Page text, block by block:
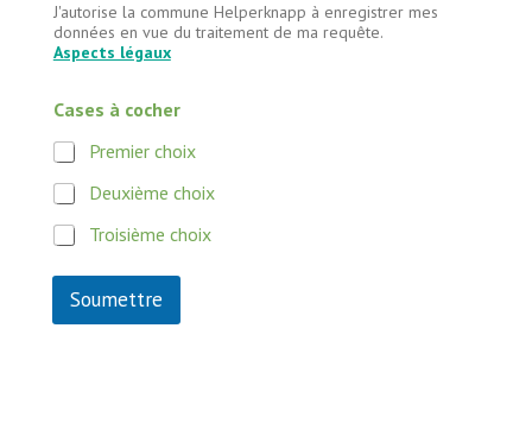
J'autorise la commune Helperknapp à enregistrer mes
données en vue du traitement de ma requête.
Aspects légaux
Cases à cocher
Premier choix
Deuxième choix
Troisième choix
Soumettre